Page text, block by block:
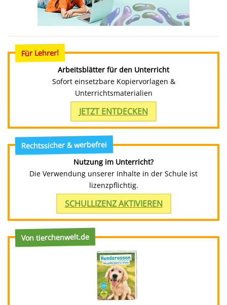
Für Lehrer!
Arbeitsblätter für den Unterricht
Sofort einsetzbare Kopiervorlagen &
Unterrichtsmaterialien
JETZT ENTDECKEN
Rechtssicher & werbefrei
Nutzung im Unterricht?
Die Verwendung unserer Inhalte in der Schule ist
lizenzpflichtig.
SCHULLIZENZ AKTIVIEREN
Von tierchenwelt.de